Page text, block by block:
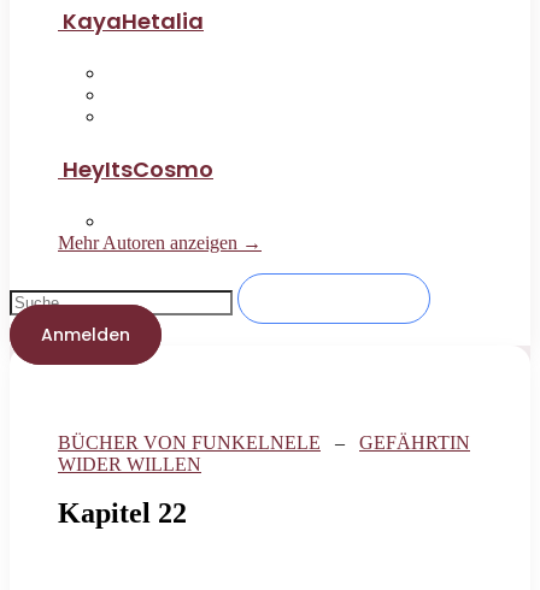
KayaHetalia
HeyItsCosmo
Mehr Autoren anzeigen →
Anmelden
BÜCHER VON FUNKELNELE – GEFÄHRTIN
WIDER WILLEN
Kapitel 22